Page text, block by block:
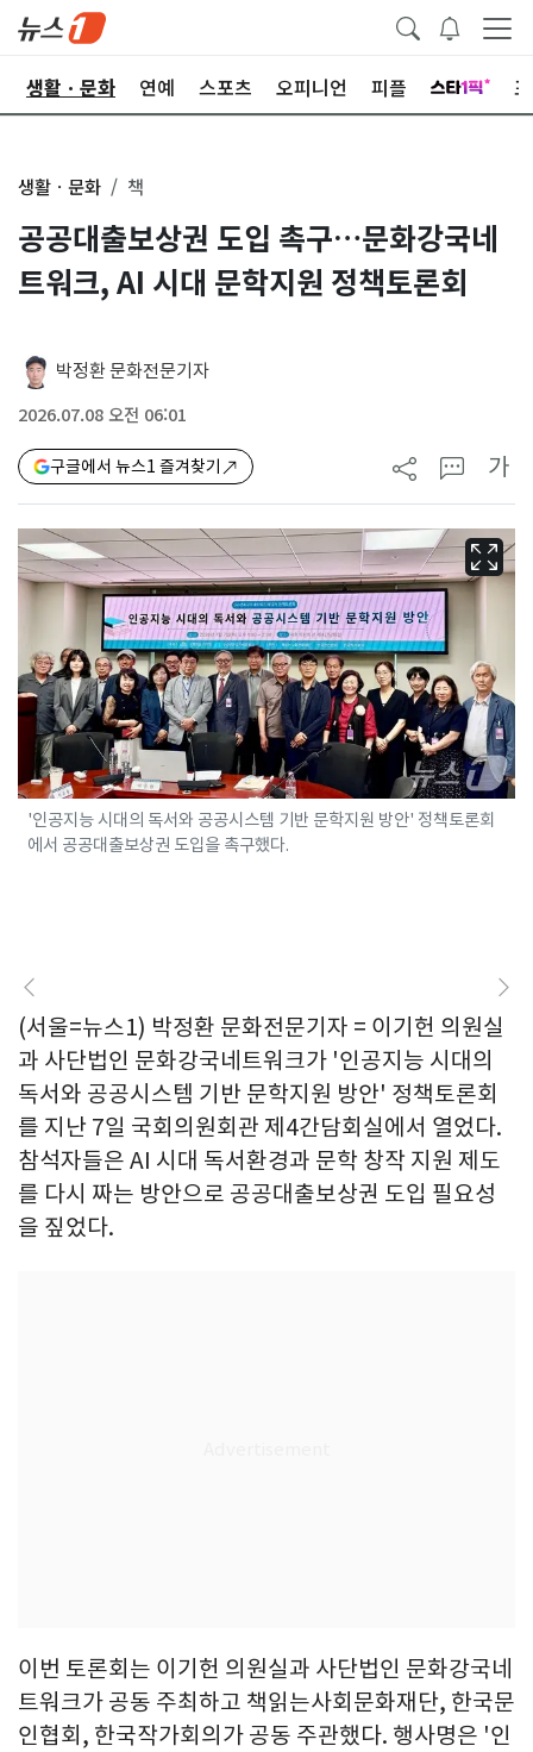
생활ㆍ문화 연예 스포츠 오피니언 피플
생활ㆍ문화 책
공공대출보상권 도입 촉구…문화강국네
트워크, AI 시대 문학지원 정책토론회
박정환 문화전문기자
2026.07.08 오전 06:01
구글에서 뉴스1 즐겨찾기 가
'인공지능 시대의 독서와 공공시스템 기반 문학지원 방안' 정책토론회
에서 공공대출보상권 도입을 촉구했다.
(서울=뉴스1) 박정환 문화전문기자 = 이기헌 의원실
과 사단법인 문화강국네트워크가 '인공지능 시대의
독서와 공공시스템 기반 문학지원 방안' 정책토론회
를 지난 7일 국회의원회관 제4간담회실에서 열었다.
참석자들은 AI 시대 독서환경과 문학 창작 지원 제도
를 다시 짜는 방안으로 공공대출보상권 도입 필요성
을 짚었다.
이번 토론회는 이기헌 의원실과 사단법인 문화강국네
트워크가 공동 주최하고 책읽는사회문화재단, 한국문
인협회, 한국작가회의가 공동 주관했다. 행사명은 '인